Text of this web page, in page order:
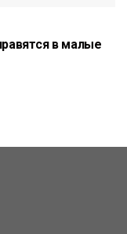
в малые